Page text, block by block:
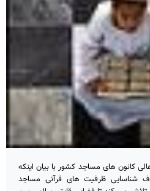
کانون های مساجد کشور با بیان اینکه
شناسایی ظرفیت های قرآنی مساجد